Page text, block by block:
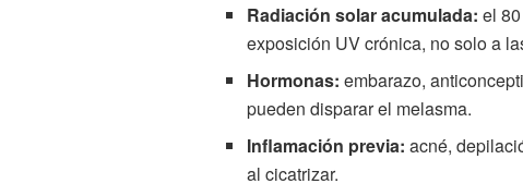
Radiación solar acumulada: el
exposición UV crónica, no solo a
Hormonas: embarazo,
pueden disparar el melasma.
Inflamación previa: acné,
al cicatrizar.